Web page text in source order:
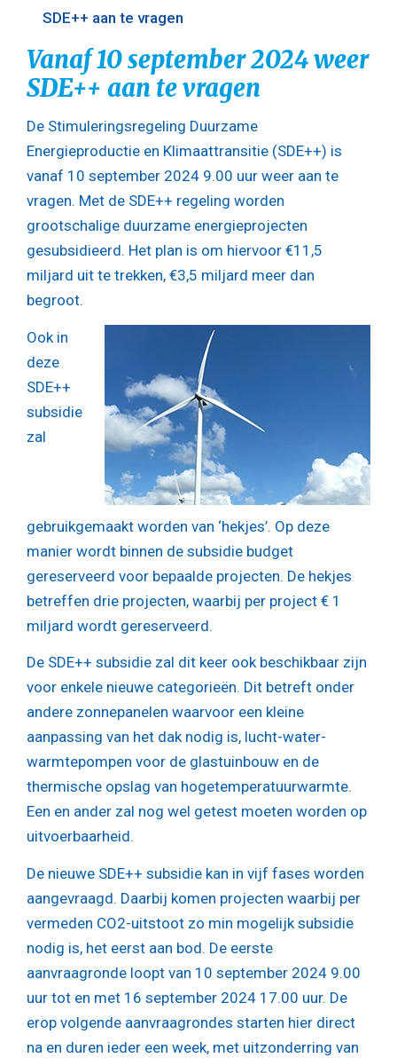
SDE++ aan te vragen
Vanaf 10 september 2024 weer
SDE++ aan te vragen
De Stimuleringsregeling Duurzame
Energieproductie en Klimaattransitie (SDE++) is
vanaf 10 september 2024 9.00 uur weer aan te
vragen. Met de SDE++ regeling worden
grootschalige duurzame energieprojecten
gesubsidieerd. Het plan is om hiervoor €11,5
miljard uit te trekken, €3,5 miljard meer dan
begroot.
Ook in
deze
SDE++
subsidie
zal
gebruikgemaakt worden van ‘hekjes’. Op deze
manier wordt binnen de subsidie budget
gereserveerd voor bepaalde projecten. De hekjes
betreffen drie projecten, waarbij per project € 1
miljard wordt gereserveerd.
De SDE++ subsidie zal dit keer ook beschikbaar zijn
voor enkele nieuwe categorieën. Dit betreft onder
andere zonnepanelen waarvoor een kleine
aanpassing van het dak nodig is, lucht-water-
warmtepompen voor de glastuinbouw en de
thermische opslag van hogetemperatuurwarmte.
Een en ander zal nog wel getest moeten worden op
uitvoerbaarheid.
De nieuwe SDE++ subsidie kan in vijf fases worden
aangevraagd. Daarbij komen projecten waarbij per
vermeden CO2-uitstoot zo min mogelijk subsidie
nodig is, het eerst aan bod. De eerste
aanvraagronde loopt van 10 september 2024 9.00
uur tot en met 16 september 2024 17.00 uur. De
erop volgende aanvraagrondes starten hier direct
na en duren ieder een week, met uitzonderring van